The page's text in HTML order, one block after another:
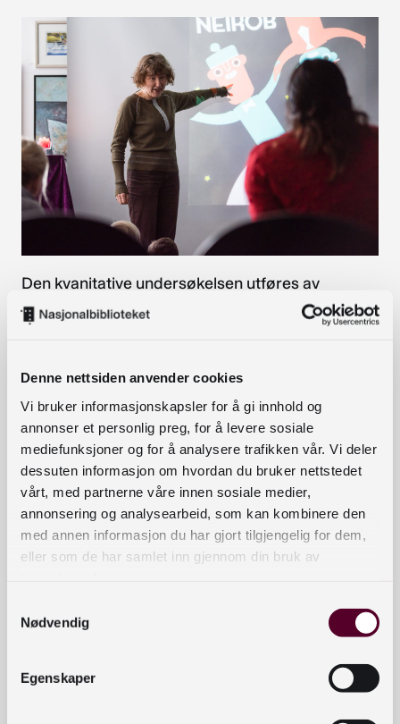
Denne nettsiden anvender cookies
Vi bruker informasjonskapsler for å gi innhold og
annonser et personlig preg, for å levere sosiale
mediefunksjoner og for å analysere trafikken vår. Vi deler
dessuten informasjon om hvordan du bruker nettstedet
vårt, med partnerne våre innen sosiale medier,
annonsering og analysearbeid, som kan kombinere den
med annen informasjon du har gjort tilgjengelig for dem,
eller som de har samlet inn gjennom din bruk av
Nødvendig
Egenskaper
Den kvanitative undersøkelsen utføres av
studentpraktikant Celi Håkanlind i forbindelse
med faget «Undersøkelsesmetoder i teori og
OsloMet. Undersøkelsen gjøres i samarbeid med
Nasjonalbiblioteket, og dataene som samles inn,
vil brukes et nullpunkt når arbeidet med den
nasjonale bibliotekstrategien skal evalueres om
fire år.
Bibliotekledere bes svare på spørsmål om hvilke
deler av samlingen som formidles, metoder og
hvorvidt biblioteket har tiltak for å formidle
Harald Kolstad, som er student ved samme
dybdeintervjuer, om hva man kan legge i